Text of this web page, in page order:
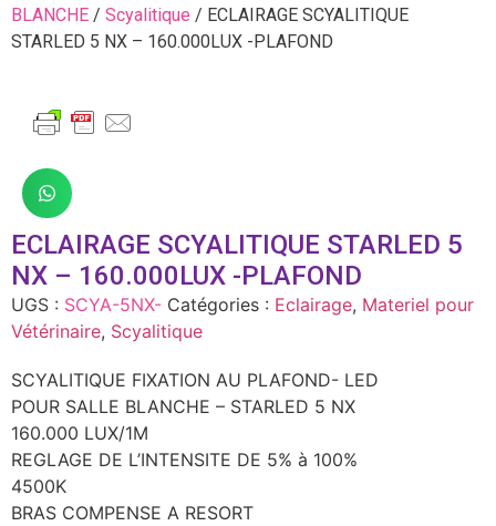
BLANCHE / Scyalitique / ECLAIRAGE SCYALITIQUE
STARLED 5 NX – 160.000LUX -PLAFOND
ECLAIRAGE SCYALITIQUE STARLED 5
NX – 160.000LUX -PLAFOND
UGS : SCYA-5NX- Catégories : Eclairage, Materiel pour
Vétérinaire, Scyalitique
SCYALITIQUE FIXATION AU PLAFOND- LED
POUR SALLE BLANCHE – STARLED 5 NX
160.000 LUX/1M
REGLAGE DE L’INTENSITE DE 5% à 100%
4500K
BRAS COMPENSE A RESORT